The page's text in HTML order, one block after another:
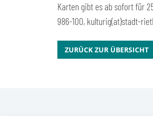
Karten gibt es ab sofort für
986-100, kulturig(at)stadt-
ZURÜCK ZUR ÜBERSICHT